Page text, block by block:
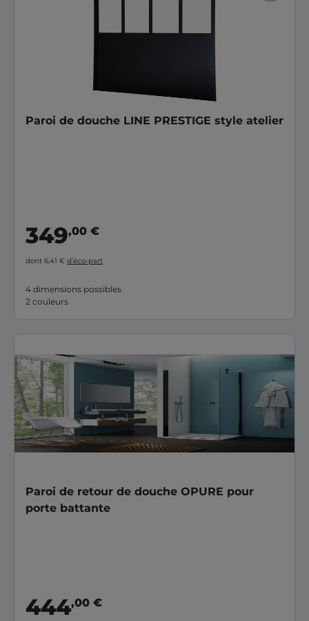
Paroi de douche LINE PRESTIGE style atelier
349,00 €
dont 6,41 € d’éco-part
4 dimensions possibles
2 couleurs
Paroi de retour de douche OPURE pour
porte battante
444,00 €